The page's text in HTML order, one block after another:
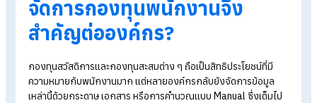
โปรแกรมบริหารงานบุคคลจาก HumanSoft ช่วย
งาน HR ง่าย โปร่งใส อัตโนมัติ พนักงานตรวจสอบ
ข้อมูลได้เอง เหมาะสำหรับองค์กรที่ต้องการระบบ
ที่ทันสมัย ใช้งานง่าย